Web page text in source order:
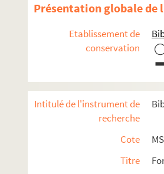
Présentation globale de
Etablissement de
conservation
Intitulé de l'instrument de
recherche
Cote
Titre